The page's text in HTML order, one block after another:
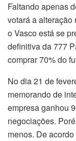
Faltando apenas
votará a alteração
o Vasco está se
definitiva da 777
comprar 70% do
No dia 21 de
memorando de
empresa ganhou
negociações.
menos. De